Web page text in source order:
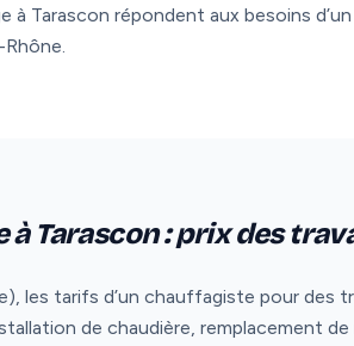
Tarascon répondent aux besoins
à Tarascon : prix des
les tarifs d’un chauffagiste pour des
de chaudière, remplacement